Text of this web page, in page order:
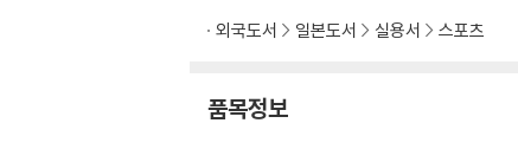
외국도서 일본도서 실용서 스포츠
품목정보